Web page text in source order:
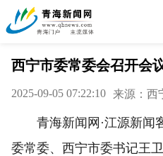
西宁市委常委会召开会
2025-09-05 07:22:10 来源：西
青海新闻网·江源新闻
委常委、西宁市委书记王